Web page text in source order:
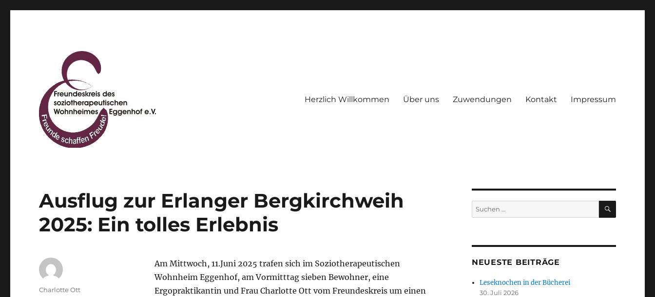
Herzlich Willkommen Über uns Zuwendungen Kontakt Impressum
Ausflug zur Erlanger Bergkirchweih
2025: Ein tolles Erlebnis
Am Mittwoch, 11.Juni 2025 trafen sich im Soziotherapeutischen
Wohnheim Eggenhof, am Vormitttag sieben Bewohner, eine
Ergopraktikantin und Frau Charlotte Ott vom Freundeskreis um einen
Autor
Charlotte Ott
Suchen
nach:
SUCHEN
NEUESTE BEITRÄGE
Leseknochen in der Bücherei
30. Juli 2026